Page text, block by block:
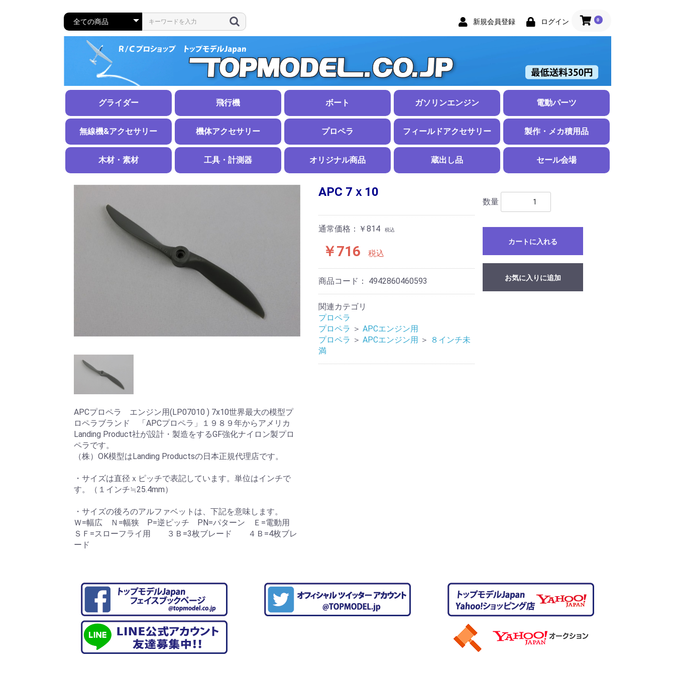
新規会員登録 ログイン 0
グライダー
ラダー機
エルロン機
スケール機
メカ搭載済み完成機
グライダー用アクセサリー
飛行機
練習機
スポーツ機
スケール機
水上機
手投げグライダー
ボート
ボートアクセサリー
ガソリンエンジン
ガソリンエンジン
マフラー
ガソリンアクセサリー
電動パーツ
モーター
パーツ
スピードコントローラー
Ｌipoバッテリー
配線
充電器・放電器
ePack (電動化ユニット)
ダクテッドファン
無線機&アクセサリー
電圧レギュレーター
サーボギア・ホーン
サーボアクセサリー
サーボコネクタ、工具
延長コードＨＤ
延長コードＳＴ・ＬＴ
無線機用アクセサリー
機体アクセサリー
電動用スピンナー
ＡＢスピンナー 38〜51ｍｍ
57〜70ｍｍ
75〜102ｍｍ
スピンナー スケール
その他スピンナー
ナット
引込脚
固定脚＆ホイルパンツ
エンジンマウント
燃料タンク
タンク周り小物
タイヤ
ストッパー
エンジン・関連用品
その他
ステッカー
プロペラ
APCエンジン用 ８インチ未満
８〜９インチ未満
９〜１０インチ未満
１０〜１１インチ未満
１１〜１２インチ未満
１２〜１４インチ未満
１４〜１６インチ未満
１６〜１８インチ未満
１８インチ以上
３枚、４枚ブレード
逆ピッチ
APC電動用 ７インチ未満
７〜１１インチ未満
１１〜１５インチ未満
１５インチ以上
スローフライ
大型機用木製プロペラ
折ペラ 折ペラブレード
スピンナー・ハブセット
折ペラスピンナー
折ペラハブ（ヨーク）
その他のプロペラ
フィールドアクセサリー
燃料ポンプ
スターター
プラグヒート用品
製作・メカ積用品
カバリングフィルム
プッシュロッド、アジャスター
コントロールホーン
接着剤、パテ
プラリペア
テープ、ビスナット他
木材・素材
木材
金属 線材、棒材
パイプ材
板材
スチール
ピアノ線
アルミニウム
銅
リン青銅
真鍮
洋白
鉛
カーボン・グラスファイバー
その他
工具・計測器
工具、ツール
計測器類
オリジナル商品 蔵出し品 セール会場
APCプロペラ エンジン用(LP07010 ) 7x10世界最大の模型プ
ロペラブランド 「APCプロペラ」１９８９年からアメリカ
Landing Product社が設計・製造をするGF強化ナイロン製プロ
ペラです。
（株）OK模型はLanding Productsの日本正規代理店です。
・サイズは直径ｘピッチで表記しています。単位はインチで
す。（１インチ≒25.4mm）
・サイズの後ろのアルファベットは、下記を意味します。
Ｗ=幅広 Ｎ=幅狭 P=逆ピッチ PN=パターン Ｅ=電動用
ＳＦ=スローフライ用 ３Ｂ=3枚ブレード ４Ｂ=4枚ブレ
ード
APC 7ｘ10
通常価格：￥814 税込
￥716 税込
商品コード： 4942860460593
関連カテゴリ
プロペラ
プロペラ ＞ APCエンジン用
プロペラ ＞ APCエンジン用 ＞ ８インチ未
満
数量
カートに入れる
お気に入りに追加